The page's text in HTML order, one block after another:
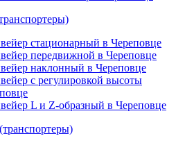
стационарный в Череповце
передвижной в Череповце
наклонный в Череповце
с регулировкой высоты
L и Z-образный в Череповце